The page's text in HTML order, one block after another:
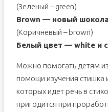
(Зеленый – green)
Brown — новый
(Коричневый – brown)
Белый цвет — white и
Можно помогать детям
помощи изучения стишка
которых идет речь в
пригодится при